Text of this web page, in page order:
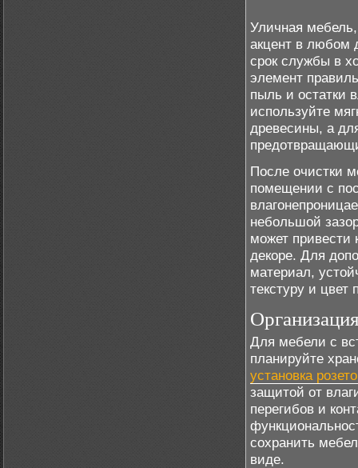
Уличная мебель,
акцент в любом
срок службы в
элемент
пыль и остатки
используйте
древесины, а
После очистки
помещении с
небольшой
может
декоре. Для
материал,
текстуру и цвет
Для мебели с
планируйте
установка
защитой от
перегибов и
сохранить
виде.